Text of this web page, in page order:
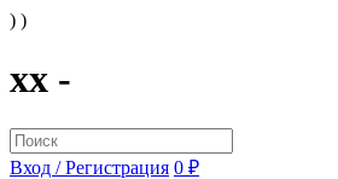
) )
xx -
Вход / Регистрация 0 ₽